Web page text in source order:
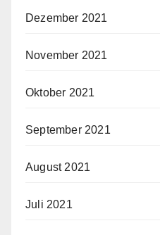
Dezember 2021
November 2021
Oktober 2021
September 2021
August 2021
Juli 2021